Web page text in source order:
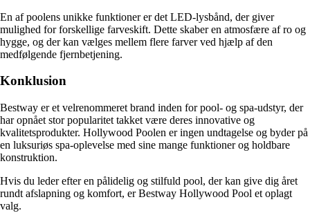
En af poolens unikke funktioner er det LED-lysbånd, der giver
mulighed for forskellige farveskift. Dette skaber en atmosfære af ro og
hygge, og der kan vælges mellem flere farver ved hjælp af den
medfølgende fjernbetjening.
Konklusion
Bestway er et velrenommeret brand inden for pool- og spa-udstyr, der
har opnået stor popularitet takket være deres innovative og
kvalitetsprodukter. Hollywood Poolen er ingen undtagelse og byder på
en luksuriøs spa-oplevelse med sine mange funktioner og holdbare
konstruktion.
Hvis du leder efter en pålidelig og stilfuld pool, der kan give dig året
rundt afslapning og komfort, er Bestway Hollywood Pool et oplagt
valg.